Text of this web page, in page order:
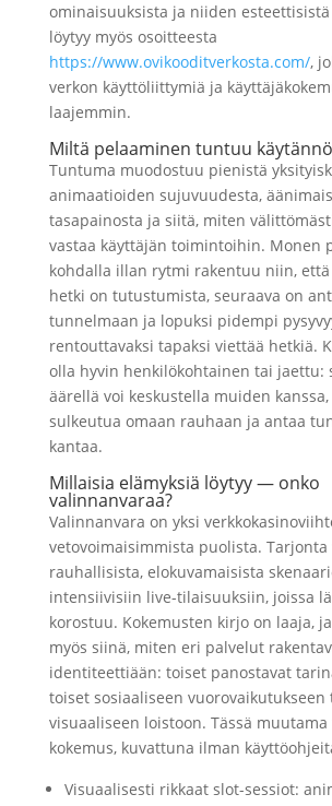
ominaisuuksista ja niiden
löytyy myös osoitteesta
https://www.ovikooditverkosta.com/,
verkon käyttöliittymiä ja
laajemmin.
Miltä pelaaminen tuntuu
Tuntuma muodostuu pienistä
animaatioiden sujuvuudesta,
tasapainosta ja siitä, miten
vastaa käyttäjän toimintoihin. Monen
kohdalla illan rytmi rakentuu niin,
hetki on tutustumista, seuraava on
tunnelmaan ja lopuksi pidempi
rentouttavaksi tapaksi viettää hetkiä.
olla hyvin henkilökohtainen tai jaettu:
äärellä voi keskustella muiden
sulkeutua omaan rauhaan ja antaa
kantaa.
Millaisia elämyksiä löytyy — onko
valinnanvaraa?
Valinnanvara on yksi
vetovoimaisimmista puolista. Tarjonta
rauhallisista, elokuvamaisista
intensiivisiin live-tilaisuuksiin, joissa
korostuu. Kokemusten kirjo on laaja,
myös siinä, miten eri palvelut
identiteettiään: toiset panostavat
toiset sosiaaliseen vuorovaikutukseen
visuaaliseen loistoon. Tässä
kokemus, kuvattuna ilman
Visuaalisesti rikkaat slot-sessiot: